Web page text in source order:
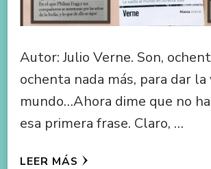
Autor: Julio Verne. Son,
ochenta nada más, para dar
mundo…Ahora dime que no
esa primera frase. Claro, …
LEER MÁS